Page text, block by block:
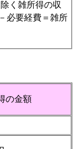
く雑所得の収
必要経費＝雑所
の金額